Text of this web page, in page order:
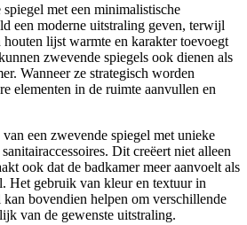
met een minimalistische
een moderne uitstraling geven, terwijl
houten lijst warmte en karakter toevoegt
zwevende spiegels ook dienen als
Wanneer ze strategisch worden
elementen in de ruimte aanvullen en
een zwevende spiegel met unieke
Dit creëert niet alleen
ook dat de badkamer meer aanvoelt als
Het gebruik van kleur en textuur in
bovendien helpen om verschillende
van de gewenste uitstraling.